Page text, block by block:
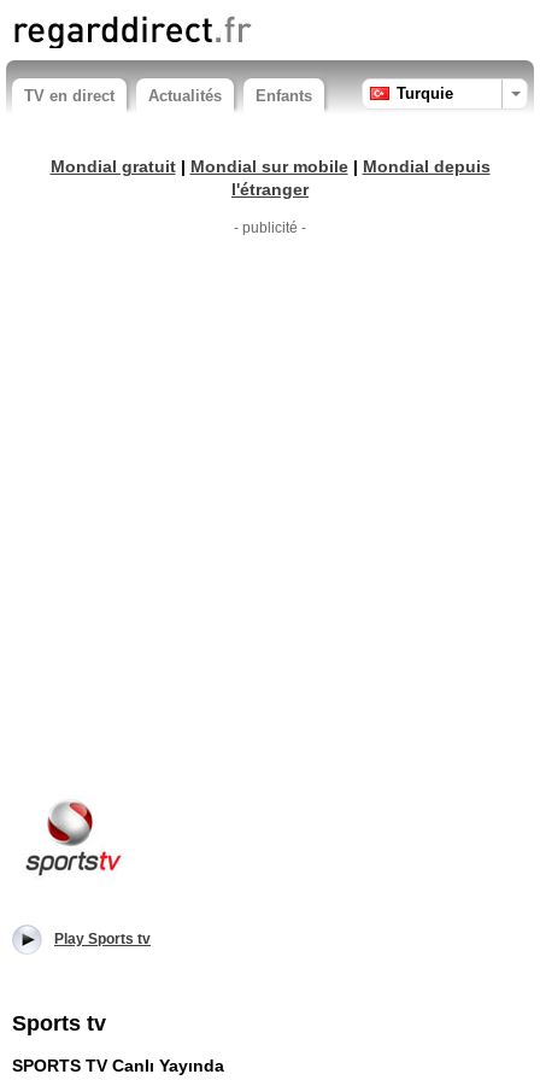
TV en direct Actualités Enfants Turquie
Mondial gratuit| Mondial sur mobile| Mondial depuis
l'étranger
- publicité -
Play Sports tv
Sports tv
SPORTS TV Canlı Yayında